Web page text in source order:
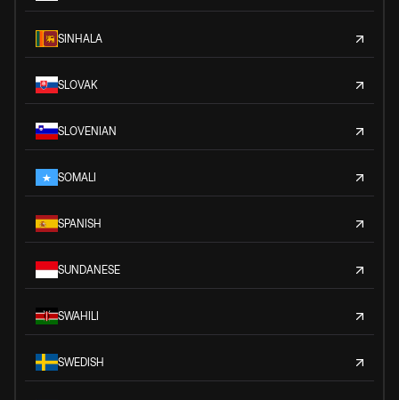
SINHALA
SLOVAK
SLOVENIAN
SOMALI
SPANISH
SUNDANESE
SWAHILI
SWEDISH